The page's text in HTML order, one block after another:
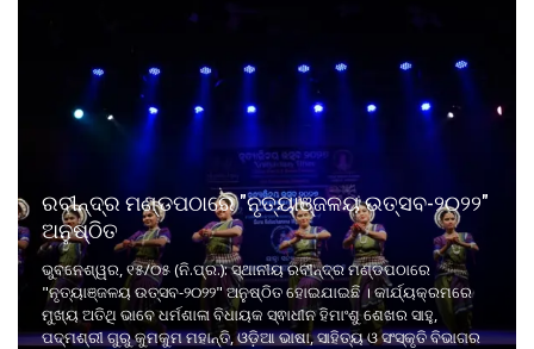
ରବୀନ୍ଦ୍ର ମଣ୍ଡପଠାରେ "ନୃତ୍ୟାଞ୍ଜଳୟ ଉତ୍ସବ-୨୦୨୨"
ଅନୁଷ୍ଠିତ
ଭୁବନେଶ୍ୱର, ୧୫/୦୫ (ନି.ପ୍ର.): ସ୍ଥାନୀୟ ରବୀନ୍ଦ୍ର ମଣ୍ଡପଠାରେ
"ନୃତ୍ୟାଞ୍ଜଳୟ ଉତ୍ସବ-୨୦୨୨" ଅନୁଷ୍ଠିତ ହୋଇଯାଇଛି । କାର୍ଯ୍ୟକ୍ରମରେ
ମୁଖ୍ୟ ଅତିଥି ଭାବେ ଧର୍ମଶାଳା ବିଧାୟକ ସ୍ଵାଧୀନ ହିମାଂଶୁ ଶେଖର ସାହୁ,
ପଦ୍ମଶ୍ରୀ ଗୁରୁ କୁମକୁମ ମହାନ୍ତି, ଓଡ଼ିଆ ଭାଷା, ସାହିତ୍ୟ ଓ ସଂସ୍କୃତି ବିଭାଗର